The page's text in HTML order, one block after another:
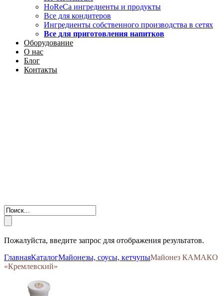
HoReCa ингредиенты и продукты
Все для кондитеров
Ингредиенты собственного производства в сетях
Все для приготовления напитков
Оборудование
О нас
Блог
Контакты
Пожалуйста, введите запрос для отображения результатов.
ГлавнаяКаталогМайонезы, соусы, кетчупыМайонез КАМАКО
«Кремлевский»